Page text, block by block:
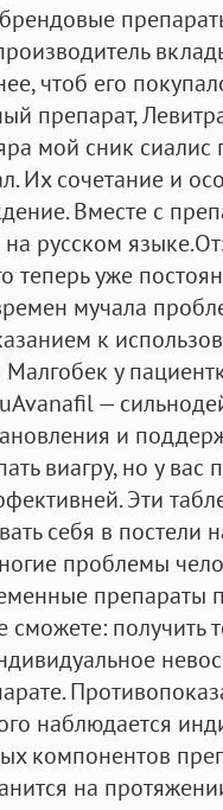
чтоб его
препарат,
мой сник сиалис
Их сочетание и
Вместе с
русском
уже
мучала
к
у
—
и
виагру, но у вас
Эти
себя в постели
проблемы
препараты
сможете: получить
наблюдается
компонентов
на